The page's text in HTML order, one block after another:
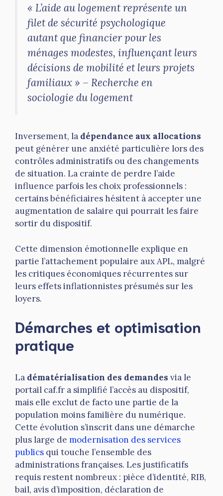
« L’aide au logement représente un
filet de sécurité psychologique
autant que financier pour les
ménages modestes, influençant leurs
décisions de mobilité et leurs projets
familiaux » – Recherche en
sociologie du logement
Inversement, la dépendance aux allocations
peut générer une anxiété particulière lors des
contrôles administratifs ou des changements
de situation. La crainte de perdre l’aide
influence parfois les choix professionnels :
certains bénéficiaires hésitent à accepter une
augmentation de salaire qui pourrait les faire
sortir du dispositif.
Cette dimension émotionnelle explique en
partie l’attachement populaire aux APL, malgré
les critiques économiques récurrentes sur
leurs effets inflationnistes présumés sur les
loyers.
Démarches et optimisation
pratique
La dématérialisation des demandes via le
portail caf.fr a simplifié l’accès au dispositif,
mais elle exclut de facto une partie de la
population moins familière du numérique.
Cette évolution s’inscrit dans une démarche
plus large de modernisation des services
publics qui touche l’ensemble des
administrations françaises. Les justificatifs
requis restent nombreux : pièce d’identité, RIB,
bail, avis d’imposition, déclaration de